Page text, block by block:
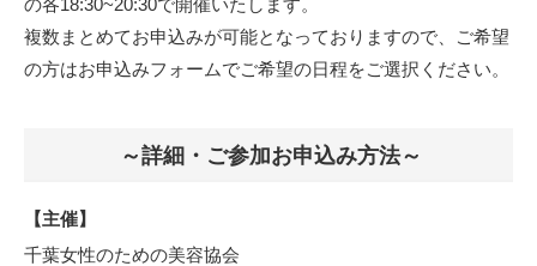
の各18:30~20:30で開催いたします。
複数まとめてお申込みが可能となっておりますので、ご希望
の方はお申込みフォームでご希望の日程をご選択ください。
～詳細・ご参加お申込み方法～
【主催】
千葉女性のための美容協会